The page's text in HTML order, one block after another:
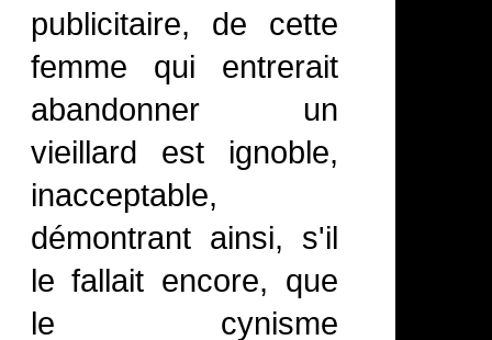
publicitaire, de cette
femme qui entrerait
abandonner un
vieillard est ignoble,
inacceptable,
démontrant ainsi, s'il
le fallait encore, que
le cynisme